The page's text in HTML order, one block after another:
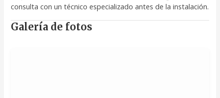
consulta con un técnico especializado antes de la instalación.
Galería de fotos